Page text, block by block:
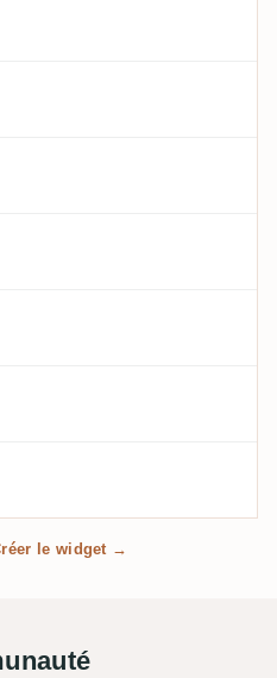
le widget →